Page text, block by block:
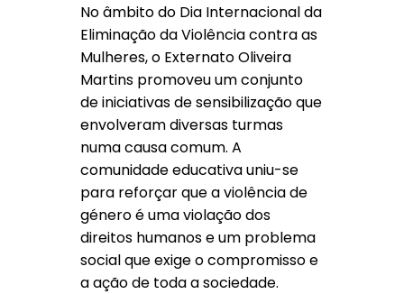
No âmbito do Dia Internacional da
Eliminação da Violência contra as
Mulheres, o Externato Oliveira
Martins promoveu um conjunto
de iniciativas de sensibilização que
envolveram diversas turmas
numa causa comum. A
comunidade educativa uniu-se
para reforçar que a violência de
género é uma violação dos
direitos humanos e um problema
social que exige o compromisso e
a ação de toda a sociedade.